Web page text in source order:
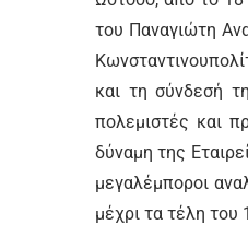
του Παναγιώτη
και τη σύνδεσή
πολεμιστές και
δύναμη της
μεγαλέμποροι
μέχρι τα τέλη του